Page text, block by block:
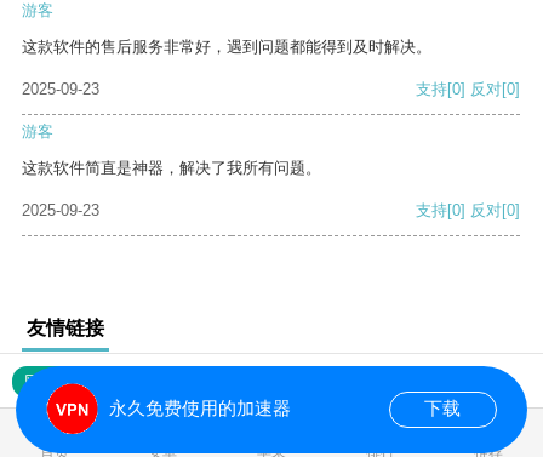
游客
这款软件的售后服务非常好，遇到问题都能得到及时解决。
2025-09-23 支持[0] 反对[0]
游客
这款软件简直是神器，解决了我所有问题。
2025-09-23 支持[0] 反对[0]
友情链接
网站地图
首页 安卓 苹果 排行 推荐
永久免费使用的加速器 下载
0.019568s